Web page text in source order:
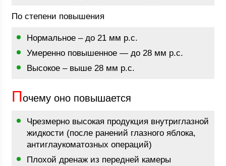
По степени повышения
Нормальное – до 21 мм р.с.
Умеренно повышенное — до 28 мм р.с.
Высокое – выше 28 мм р.с.
Почему оно повышается
Чрезмерно высокая продукция внутриглазной
жидкости (после ранений глазного яблока,
антиглаукоматозных операций)
Плохой дренаж из передней камеры